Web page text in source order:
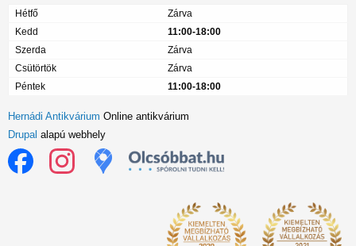
Hétfő
Zárva
Kedd
11:00-18:00
Szerda
Zárva
Csütörtök
Zárva
Péntek
11:00-18:00
Hernádi Antikvárium Online antikvárium
Drupal alapú webhely